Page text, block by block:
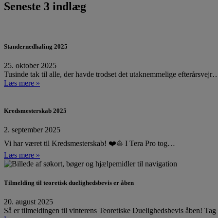
Seneste 3 indlæg
Standernedhaling 2025
25. oktober 2025
Tusinde tak til alle, der havde trodset det utaknemmelige
Læs mere »
Kredsmesterskab 2025
2. september 2025
Vi har været til Kredsmesterskab! ❤️⛵ I Tera Pro tog…
Læs mere »
Tilmelding til teoretisk duelighedsbevis er åben
20. august 2025
Så er tilmeldingen til vinterens Teoretiske Duelighedsbevis åben!